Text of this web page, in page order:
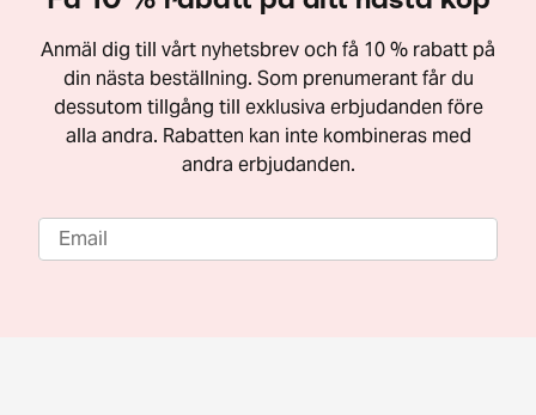
Anmäl dig till vårt nyhetsbrev och få 10 % rabatt på
din nästa beställning. Som prenumerant får du
dessutom tillgång till exklusiva erbjudanden före
alla andra. Rabatten kan inte kombineras med
andra erbjudanden.